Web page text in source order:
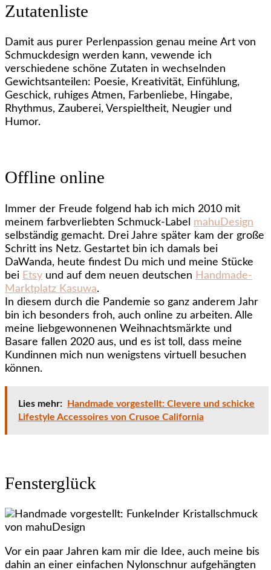
Zutatenliste
Damit aus purer Perlenpassion genau meine Art von
Schmuckdesign werden kann, vewende ich
verschiedene schöne Zutaten in wechselnden
Gewichtsanteilen: Poesie, Kreativität, Einfühlung,
Geschick, ruhiges Atmen, Farbenliebe, Hingabe,
Rhythmus, Zauberei, Verspieltheit, Neugier und
Humor.
Offline online
Immer der Freude folgend hab ich mich 2010 mit
meinem farbverliebten Schmuck-Label mahuDesign
selbständig gemacht. Drei Jahre später kam der große
Schritt ins Netz. Gestartet bin ich damals bei
DaWanda, heute findest Du mich und meine Stücke
bei Etsy und auf dem neuen deutschen Handmade-
Marktplatz Kasuwa.
In diesem durch die Pandemie so ganz anderem Jahr
bin ich besonders froh, auch online zu arbeiten. Alle
meine liebgewonnenen Weihnachtsmärkte und
Basare fallen 2020 aus, und es ist toll, dass meine
Kundinnen mich nun wenigstens virtuell besuchen
können.
Lies mehr: Handmade vorgestellt: Clevere und schicke
Lifestyle Accessoires von Crusoe California
Fensterglück
Vor ein paar Jahren kam mir die Idee, auch meine bis
dahin an einer einfachen Nylonschnur aufgehängten